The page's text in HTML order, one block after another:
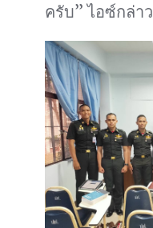
ครับ” ไอซ์กล่าว